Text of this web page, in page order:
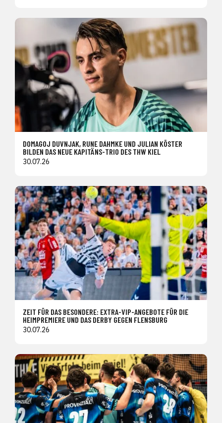
DOMAGOJ DUVNJAK, RUNE DAHMKE UND JULIAN KÖSTER
BILDEN DAS NEUE KAPITÄNS-TRIO DES THW KIEL
30.07.26
ZEIT FÜR DAS BESONDERE: EXTRA-VIP-ANGEBOTE FÜR DIE
HEIMPREMIERE UND DAS DERBY GEGEN FLENSBURG
30.07.26